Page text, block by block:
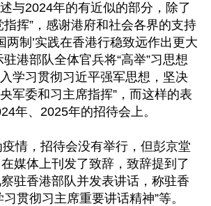
与2024年的有近似的部分，除了
指挥”，感谢港府和社会各界的支持
两制’实践在香港行稳致远作出更大
港部队全体官兵将“高举”习思想
入学习贯彻习近平强军思想，坚决
军委和习主席指挥”，而这样的表
年、2025年的招待会上。
情，招待会没有举行，但彭京堂
媒体上刊发了致辞，致辞提到了
驻香港部队并发表讲话，称驻香
贯彻习主席重要讲话精神”等。